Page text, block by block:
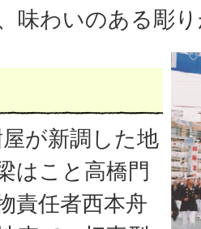
味わいのある彫
が新調した地
はこと高橋門
責任者西本舟